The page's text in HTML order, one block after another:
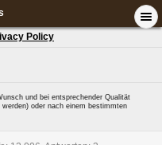
Policy
und bei entsprechender Qualität
oder nach einem bestimmten